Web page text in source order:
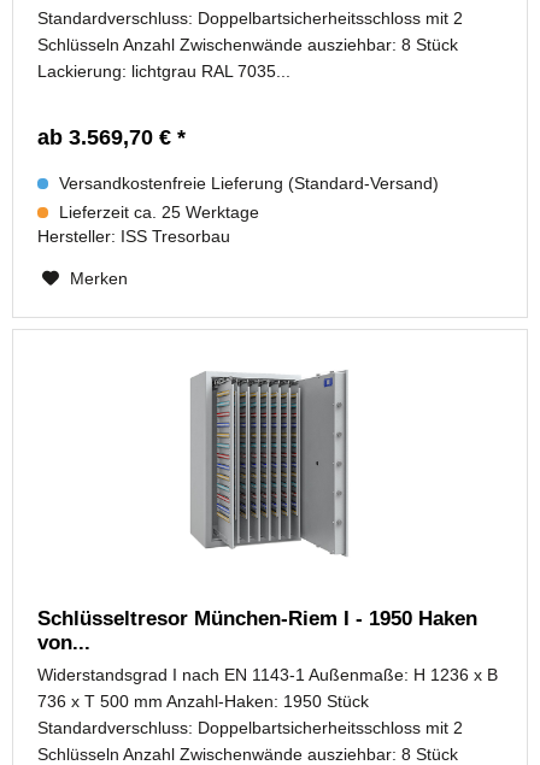
Standardverschluss: Doppelbartsicherheitsschloss mit 2
Schlüsseln Anzahl Zwischenwände ausziehbar: 8 Stück
Lackierung: lichtgrau RAL 7035...
ab 3.569,70 € *
Versandkostenfreie Lieferung (Standard-Versand)
Lieferzeit ca. 25 Werktage
Hersteller: ISS Tresorbau
Merken
Schlüsseltresor München-Riem I - 1950 Haken
von...
Widerstandsgrad I nach EN 1143-1 Außenmaße: H 1236 x B
736 x T 500 mm Anzahl-Haken: 1950 Stück
Standardverschluss: Doppelbartsicherheitsschloss mit 2
Schlüsseln Anzahl Zwischenwände ausziehbar: 8 Stück